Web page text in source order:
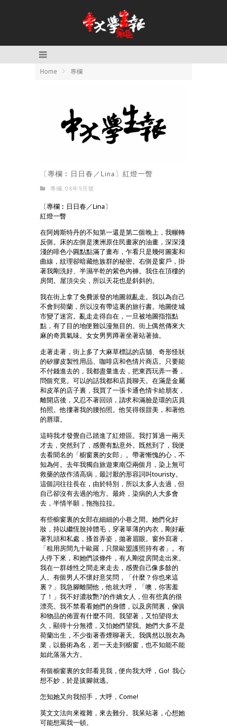
Home 專欄
〔專欄︰日日春／Lina〕紅燈一瞥
專欄 , 08年9月號
〔專欄︰日日春／Lina〕
紅燈一瞥
在阿姆斯特丹的不知第一還是第二個晚上，我輾轉
反側。床的左側是澳洲原住民畫家的油畫，深深淺
淺的啡色小圓點點滿了畫布，乍看只是幾何圖案和
曲線，紋理卻暗藏他族群的秘密。右側是窗戶，掛
著我剛洗好、半濕半乾的紫色內褲。我住在頂樓的
房間。屋頂尖尖，所以天花也是斜斜的。
我在街上拿了免費派發的地圖就亂走。我以為自己
不會到荷蘭，所以沒有帶這裏的旅行書。地圖使城
市變了迷宮。亂走走得自在，一旦被地圖指指點
點，有了目的地便難以漫無目的。街上偶然傳來大
麻的奇異氣味。女女男男蹲著坐著站著抽。
走著走著，街上多了大麻草標誌的店舖、奇形怪狀
的矽膠皮製性用品、咖啡店和色情片商店。只要能
不付錢進去的，我都盡量進去，把東西玩弄一番，
問個究竟。可以的話我都和店員聊天。在滿是金屬
和皮革的店子裏，我買了一張卡通色情卡給朋友，
離開店後，又忍不著回頭，請求和滿臉是環的店員
拍照。他摟著我的腰拍照。他笑得很甜美，和著他
的唇環。
這時我才發覺自己踏進了紅燈區。我打算過一兩天
才去，突然到了，感覺有點意外。既然到了，我便
去看聞名的「櫥窗裏的女郎」。帶著慚愧的心，不
知為何。去年我獨自旅遊東南亞兩個月，染上無可
救藥的故作清高病，最討厭的形容詞叫touristy。
這個詞往往長在，由於特別，所以太多人去過，但
自己卻沒有去過的地方。最終，染病的人大多會
去，半情半願，拖拖拉拉。
有些櫥窗裏的女郎在細細的小巷之間。她們化好
妝，持以繼恆脫掉體毛，穿著單薄的內衣，剛好蔽
著乳頭和私處，搔首弄姿，拋著眉眼。窗外寫著，
「租用房間九十歐羅，只限歐盟護照持有者」。有
人停下來，和她們談條件，有人剛從房間走出來。
我在一群雄性之間走來走去，感覺自己像多餘的
人。有個男人不懷好意笑問，「什麼？你也來這
裏？」我急腳離開他，他就大呼，「噢，你害羞
了！」我不好濃妝艷?的作嬌女人，但有些真的很
漂亮。我不禁看看她們的身體，以及房間裏，傢俱
和物品的佈置有什麼不同。我望著，又怕望得太
久，顯得十分無禮，又怕她們望我。她們大多不是
荷蘭出生，不少銜著香煙聊著天。我偶然以脫衣為
業，以藝術為名，若一天走到櫥窗，也不知能不能
如此落落大方。
有個櫥窗裏的女郎看見我，便向我大呼，Go! 我心
想不妙，於是拔腳就逃。
怎知她又向我招手，大呼，Come!
英文文法向來複雜，來去難分。我呆站著，心想她
可能想罵我一頓。